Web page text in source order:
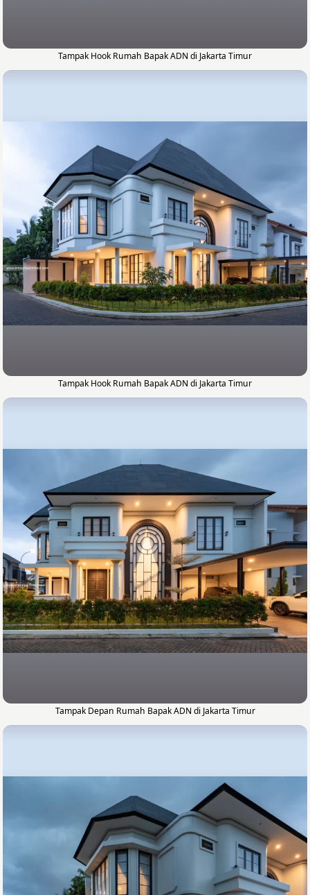
Tampak Hook Rumah Bapak ADN di Jakarta Timur
Tampak Hook Rumah Bapak ADN di Jakarta Timur
Tampak Depan Rumah Bapak ADN di Jakarta Timur